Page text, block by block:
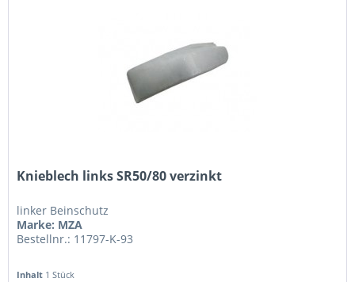
Knieblech links SR50/80 verzinkt
linker Beinschutz
Marke: MZA
Bestellnr.: 11797-K-93
Inhalt 1 Stück